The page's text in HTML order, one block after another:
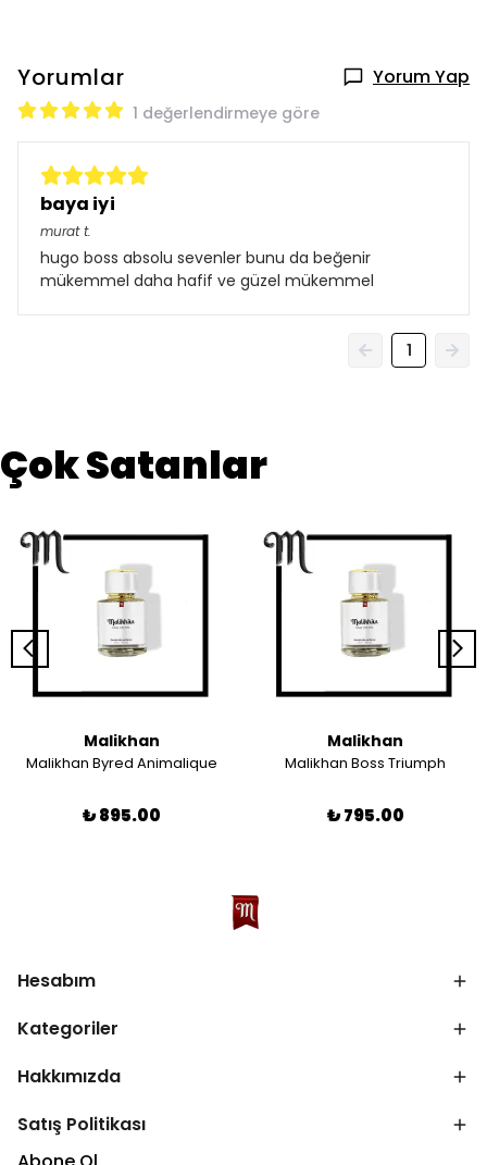
Yorumlar Yorum Yap
1 değerlendirmeye göre
baya iyi
murat t.
hugo boss absolu sevenler bunu da beğenir
mükemmel daha hafif ve güzel mükemmel
1
Çok Satanlar
Malikhan
Malikhan Byred Animalique
₺ 895.00
Malikhan
Malikhan Boss Triumph
₺ 795.00
Hesabım
Kategoriler
Hakkımızda
Satış Politikası